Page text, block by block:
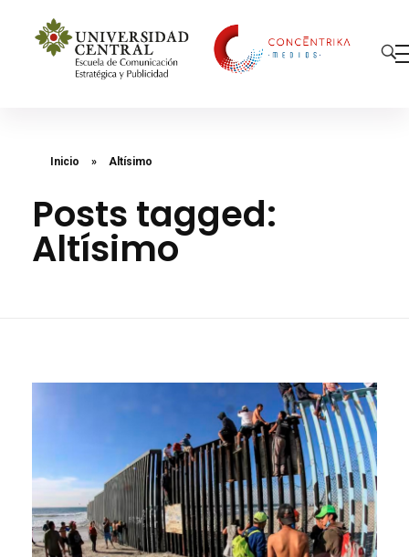
Inicio » Altísimo
Posts tagged:
Altísimo